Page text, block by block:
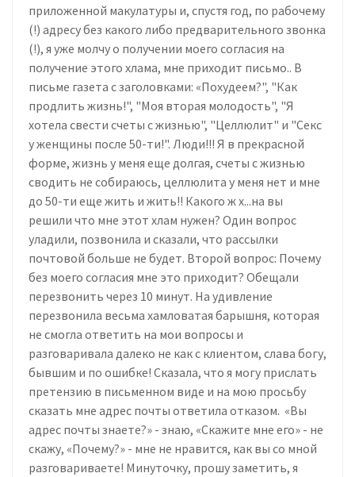
приложенной макулатуры и, спустя год, по рабочему
(!) адресу без какого либо предварительного звонка
(!), я уже молчу о получении моего согласия на
получение этого хлама, мне приходит письмо.. В
письме газета с заголовками: «Похудеем?", "Как
продлить жизнь!", "Моя вторая молодость", "Я
хотела свести счеты с жизнью", "Целлюлит" и "Секс
у женщины после 50-ти!". Люди!!! Я в прекрасной
форме, жизнь у меня еще долгая, счеты с жизнью
сводить не собираюсь, целлюлита у меня нет и мне
до 50-ти еще жить и жить!! Какого ж х...на вы
решили что мне этот хлам нужен? Один вопрос
уладили, позвонила и сказали, что рассылки
почтовой больше не будет. Второй вопрос: Почему
без моего согласия мне это приходит? Обещали
перезвонить через 10 минут. На удивление
перезвонила весьма хамловатая барышня, которая
не смогла ответить на мои вопросы и
разговаривала далеко не как с клиентом, слава богу,
бывшим и по ошибке! Сказала, что я могу прислать
претензию в письменном виде и на мою просьбу
сказать мне адрес почты ответила отказом. «Вы
адрес почты знаете?» - знаю, «Скажите мне его» - не
скажу, «Почему?» - мне не нравится, как вы со мной
разговариваете! Минуточку, прошу заметить, я